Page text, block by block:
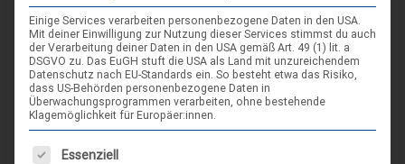
Landes-NAP 2026
4. Sep. 26
Hameln
04
Sep.
Spieleseminar - Werde zur Spielfigur“ -
Einige Services verarbeiten personenbezogene Daten in den USA.
Mit deiner Einwilligung zur Nutzung dieser Services stimmst du auch
der Verarbeitung deiner Daten in den USA gemäß Art. 49 (1) lit. a
DSGVO zu. Das EuGH stuft die USA als Land mit unzureichendem
Datenschutz nach EU-Standards ein. So besteht etwa das Risiko,
dass US-Behörden personenbezogene Daten in
Überwachungsprogrammen verarbeiten, ohne bestehende
Klagemöglichkeit für Europäer:innen.
Es folgt eine Liste der Service-Gruppen, für die eine
Essenziell